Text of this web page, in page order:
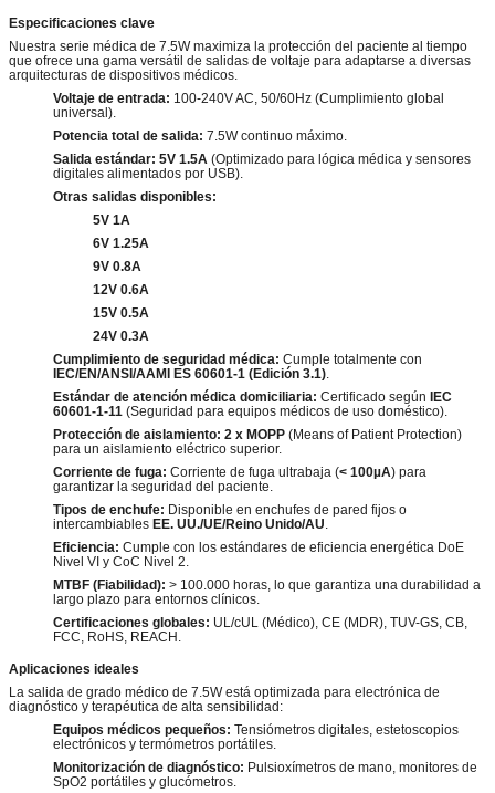
Especificaciones clave
Nuestra serie médica de 7.5W maximiza la protección del paciente al tiempo
que ofrece una gama versátil de salidas de voltaje para adaptarse a diversas
arquitecturas de dispositivos médicos.
Voltaje de entrada: 100-240V AC, 50/60Hz (Cumplimiento global
universal).
Potencia total de salida: 7.5W continuo máximo.
Salida estándar: 5V 1.5A (Optimizado para lógica médica y sensores
digitales alimentados por USB).
Otras salidas disponibles:
5V 1A
6V 1.25A
9V 0.8A
12V 0.6A
15V 0.5A
24V 0.3A
Cumplimiento de seguridad médica: Cumple totalmente con
IEC/EN/ANSI/AAMI ES 60601-1 (Edición 3.1).
Estándar de atención médica domiciliaria: Certificado según IEC
60601-1-11 (Seguridad para equipos médicos de uso doméstico).
Protección de aislamiento: 2 x MOPP (Means of Patient Protection)
para un aislamiento eléctrico superior.
Corriente de fuga: Corriente de fuga ultrabaja (< 100µA) para
garantizar la seguridad del paciente.
Tipos de enchufe: Disponible en enchufes de pared fijos o
intercambiables EE. UU./UE/Reino Unido/AU.
Eficiencia: Cumple con los estándares de eficiencia energética DoE
Nivel VI y CoC Nivel 2.
MTBF (Fiabilidad): > 100.000 horas, lo que garantiza una durabilidad a
largo plazo para entornos clínicos.
Certificaciones globales: UL/cUL (Médico), CE (MDR), TUV-GS, CB,
FCC, RoHS, REACH.
Aplicaciones ideales
La salida de grado médico de 7.5W está optimizada para electrónica de
diagnóstico y terapéutica de alta sensibilidad:
Equipos médicos pequeños: Tensiómetros digitales, estetoscopios
electrónicos y termómetros portátiles.
Monitorización de diagnóstico: Pulsioxímetros de mano, monitores de
SpO2 portátiles y glucómetros.